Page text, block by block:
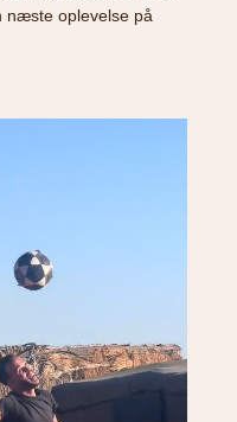
næste oplevelse på